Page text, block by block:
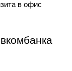
в офис